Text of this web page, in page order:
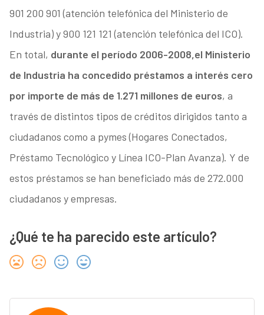
901 200 901 (atención telefónica del Ministerio de
Industria) y 900 121 121 (atención telefónica del ICO).
En total, durante el período 2006-2008,el Ministerio
de Industria ha concedido préstamos a interés cero
por importe de más de 1.271 millones de euros, a
través de distintos tipos de créditos dirigidos tanto a
ciudadanos como a pymes (Hogares Conectados,
Préstamo Tecnológico y Línea ICO-Plan Avanza). Y de
estos préstamos se han beneficiado más de 272.000
ciudadanos y empresas.
¿Qué te ha parecido este artículo?